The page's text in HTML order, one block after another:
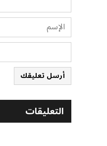
أرسل تعليقك
التعليقات